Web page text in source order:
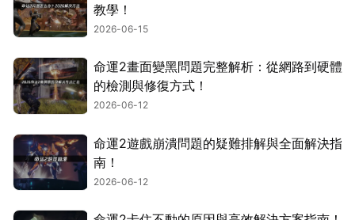
教學！
2026-06-15
命運2畫面變黑問題完整解析：從網路到硬體
的檢測與修復方式！
2026-06-12
命運2遊戲崩潰問題的疑難排解與全面解決指
南！
2026-06-12